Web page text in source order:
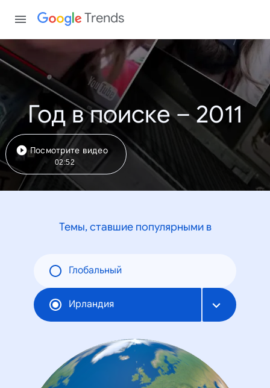
Trends
Год в поиске – 2011
Посмотрите видео
02:52
Темы, ставшие популярными в
Глобальный
Ирландия